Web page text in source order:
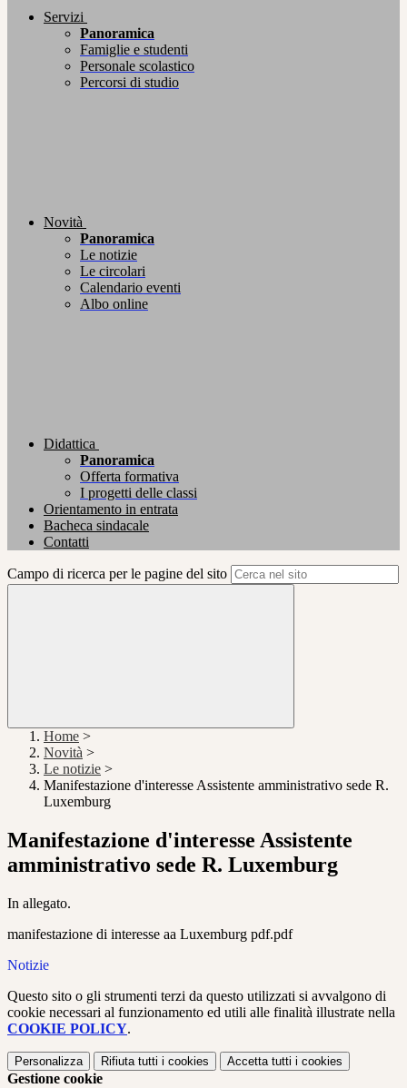
Servizi
Panoramica
Famiglie e studenti
Personale scolastico
Percorsi di studio
Novità
Panoramica
Le notizie
Le circolari
Calendario eventi
Albo online
Didattica
Panoramica
Offerta formativa
I progetti delle classi
Orientamento in entrata
Bacheca sindacale
Contatti
Campo di ricerca per le pagine del sito
Home >
Novità >
Le notizie >
Manifestazione d'interesse Assistente amministrativo sede R.
Luxemburg
Manifestazione d'interesse Assistente
amministrativo sede R. Luxemburg
In allegato.
manifestazione di interesse aa Luxemburg pdf.pdf
Notizie
Questo sito o gli strumenti terzi da questo utilizzati si avvalgono di
cookie necessari al funzionamento ed utili alle finalità illustrate nella
COOKIE POLICY.
Personalizza Rifiuta tutti i cookies Accetta tutti i cookies
Gestione cookie